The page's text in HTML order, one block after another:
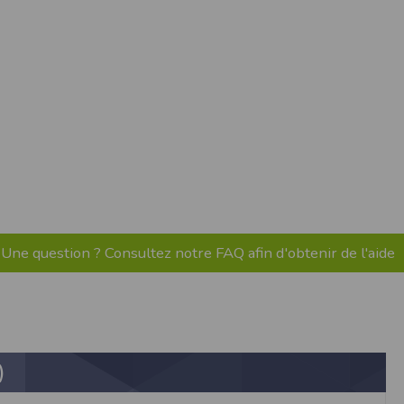
Une question ? Consultez notre FAQ afin d'obtenir de l'aide